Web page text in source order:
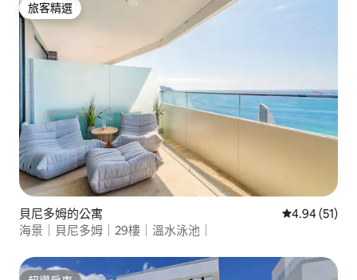
旅客精選
旅客精選
貝尼多姆的公寓 從 51 則評價
4.94 (51)
海景｜貝尼多姆｜29樓｜溫水泳池｜